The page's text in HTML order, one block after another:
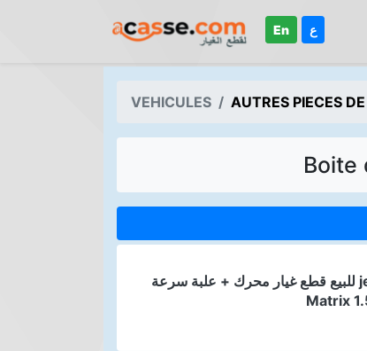
En ع
VEHICULES AUTRES PIECES
Boite
للبيع قطع غيار محرك + علبة سرعة je vends pièce de rechange utilise et en bon état pour Hyundai
Matrix